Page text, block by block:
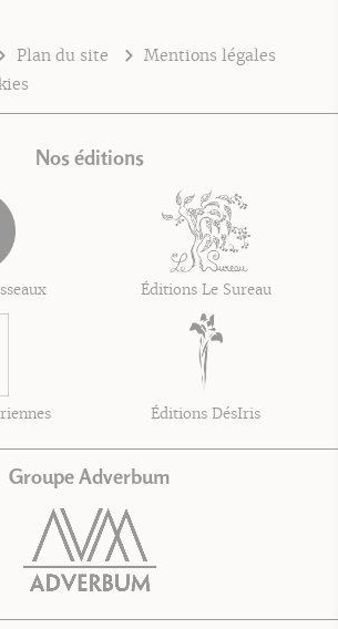
Plan du site
Mentions légales
Nos éditions
Éditions Le Sureau
Éditions DésIris
Groupe Adverbum